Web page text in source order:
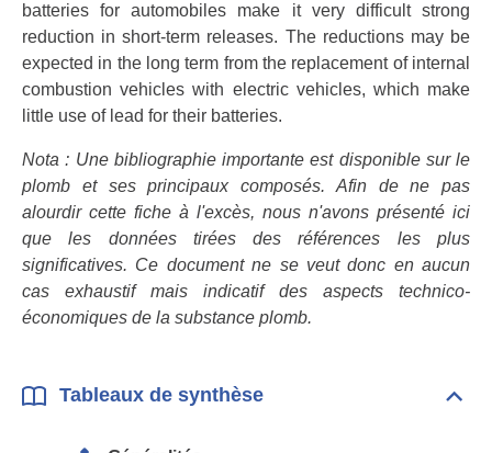
batteries for automobiles make it very difficult strong
reduction in short-term releases. The reductions may be
expected in the long term from the replacement of internal
combustion vehicles with electric vehicles, which make
little use of lead for their batteries.
Nota : Une bibliographie importante est disponible sur le
plomb et ses principaux composés. Afin de ne pas
alourdir cette fiche à l'excès, nous n'avons présenté ici
que les données tirées des références les plus
significatives. Ce document ne se veut donc en aucun
cas exhaustif mais indicatif des aspects technico-
économiques de la substance plomb.
Tableaux de synthèse